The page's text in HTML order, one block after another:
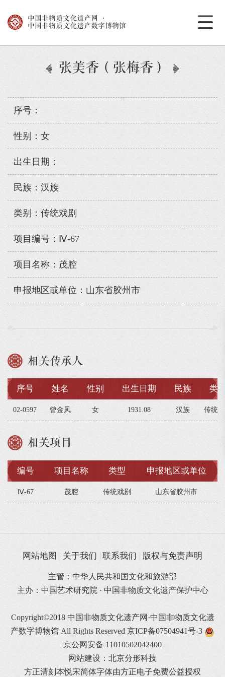
中国非物质文化遗产网
·
中国非物质文化遗产数字博物馆
张美香（张梅香）
序号：
性别：女
出生日期：
民族：汉族
类别：传统戏剧
项目编号：Ⅳ-67
项目名称：茂腔
申报地区或单位：山东省胶州市
相关传承人
序号 姓名 性别 出生日期 民族 类
02-0597 曾金凤 女 1931.08 汉族 传统
相关项目
编号 项目名称 类型 申报地区或单位
Ⅳ-67 茂腔 传统戏剧 山东省胶州市
网站地图 关于我们 联系我们 版权与免责声明
主管：中华人民共和国文化和旅游部
主办：中国艺术研究院 · 中国非物质文化遗产保护中心
Copyright©2018 中国非物质文化遗产网·中国非物质文化遗
产数字博物馆 All Rights Reserved 京ICP备07504941号-3
京公网安备 11010502042400
网站建设：北京分形科技
方正清刻本悦宋简体字体由方正电子免费公益授权